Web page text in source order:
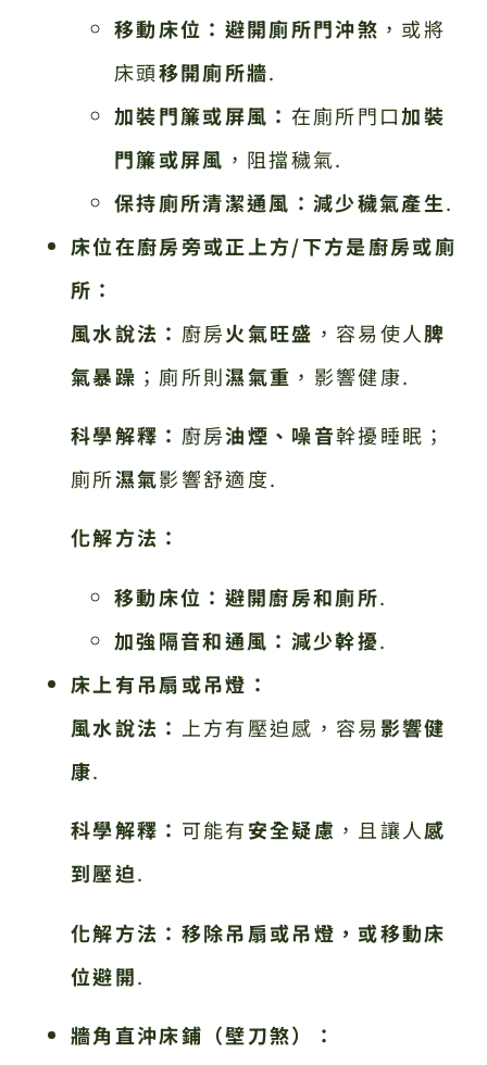
移動床位： 避開廁所門沖煞 ，或將
床頭移開廁所牆.
加裝門簾或屏風： 在廁所門口加裝
門簾或屏風 ，阻擋穢氣.
保持廁所清潔通風：減少穢氣產生.
床位在廚房旁或正上方/下方是廚房或廁
所：
風水說法： 廚房火氣旺盛 ，容易使人 脾
氣暴躁 ；廁所則濕氣重 ，影響健康.
科學解釋： 廚房油煙、噪音幹擾睡眠；
廁所濕氣影響舒適度.
化解方法：
移動床位： 避開廚房和廁所.
加強隔音和通風： 減少幹擾.
床上有吊扇或吊燈：
風水說法：
上方有壓迫感，容易影響健
康.
科學解釋： 可能有安全疑慮 ，且讓人 感
到壓迫.
化解方法： 移除吊扇或吊燈，或移動床
位避開.
牆角直沖床鋪（壁刀煞）：